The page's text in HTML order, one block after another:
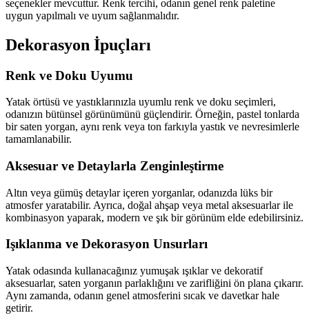
seçenekler mevcuttur. Renk tercihi, odanın genel renk paletine
uygun yapılmalı ve uyum sağlanmalıdır.
Dekorasyon İpuçları
Renk ve Doku Uyumu
Yatak örtüsü ve yastıklarınızla uyumlu renk ve doku seçimleri,
odanızın bütünsel görünümünü güçlendirir. Örneğin, pastel tonlarda
bir saten yorgan, aynı renk veya ton farkıyla yastık ve nevresimlerle
tamamlanabilir.
Aksesuar ve Detaylarla Zenginleştirme
Altın veya gümüş detaylar içeren yorganlar, odanızda lüks bir
atmosfer yaratabilir. Ayrıca, doğal ahşap veya metal aksesuarlar ile
kombinasyon yaparak, modern ve şık bir görünüm elde edebilirsiniz.
Işıklanma ve Dekorasyon Unsurları
Yatak odasında kullanacağınız yumuşak ışıklar ve dekoratif
aksesuarlar, saten yorganın parlaklığını ve zarifliğini ön plana çıkarır.
Aynı zamanda, odanın genel atmosferini sıcak ve davetkar hale
getirir.